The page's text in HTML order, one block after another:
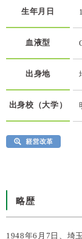
生年月日
血液型
出身地
出身校（大学）
略歴
1948年6月7日、埼